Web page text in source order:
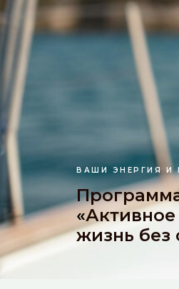
СПб, Московский пр., д.
Пн-Пт: 8:00 - 21:00, Сб:
Главная
Наши врачи
ВАШИ ЭНЕРГИЯ И
«
жизнь без